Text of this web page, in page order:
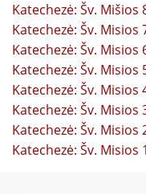
Katechezė: Šv. Mišios
Katechezė: Šv. Misios
Katechezė: Šv. Misios
Katechezė: Šv. Misios
Katechezė: Šv. Misios
Katechezė: Šv. Misios
Katechezė: Šv. Misios
Katechezė: Šv. Misios 1